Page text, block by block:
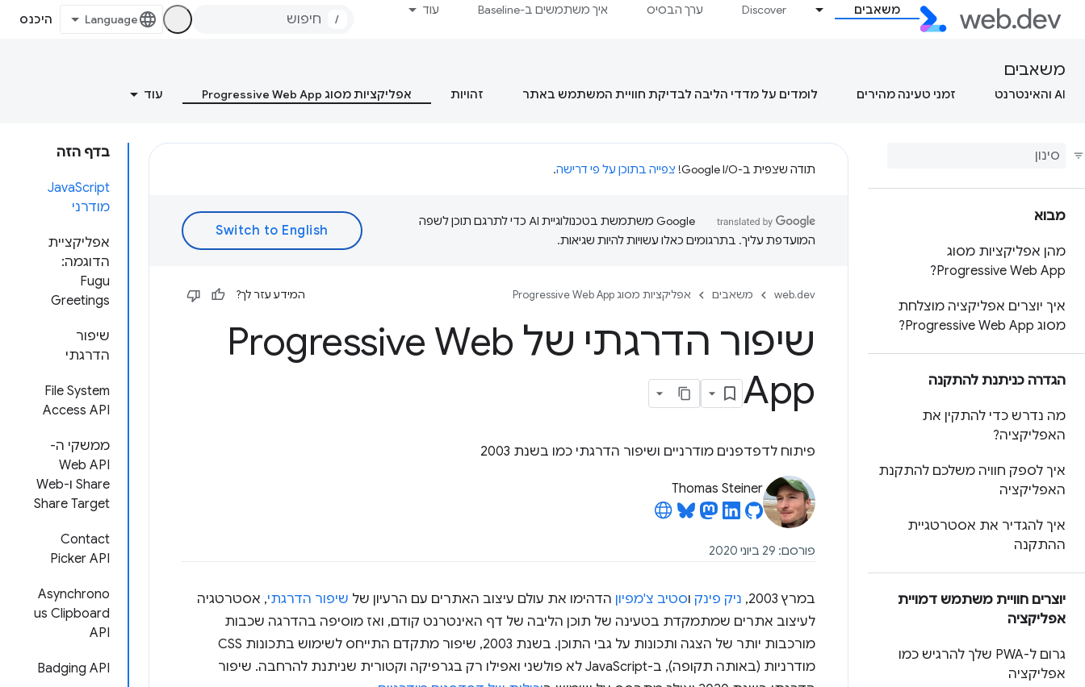
משאבים Discover ערך הבסיס איך משתמשים ב-Baseline עוד
/ היכנס
משאבים
AI והאינטרנט זמני טעינה מהירים לומדים על מדדי הליבה לבדיקת חוויית המשתמש באתר זהויות אפליקציות מסוג Progressive Web App עוד
מבוא
מהן אפליקציות מסוג
Progressive Web App?
איך יוצרים אפליקציה מוצלחת
מסוג Progressive Web App?
הגדרה כניתנת להתקנה
מה נדרש כדי להתקין את
האפליקציה?
איך לספק חוויה משלכם להתקנת
האפליקציה
איך להגדיר את אסטרטגיית
ההתקנה
יוצרים חוויית משתמש דמויית
אפליקציה
גרום ל-PWA שלך להרגיש כמו
אפליקציה
בדף הזה
‫JavaScript
מודרני
אפליקציית
הדוגמה:
Fugu
Greetings
שיפור
הדרגתי
‫File System
Access API
ממשקי ה-
API‏ Web
Share ו-Web
Share Target
‫Contact
Picker API
‫Asynchrono
us Clipboard
API
‫Badging API
תודה שצפית ב-Google I/O! צפייה בתוכן על פי דרישה.
‫Google משתמשת בטכנולוגיית AI כדי לתרגם תוכן לשפה
המועדפת עליך. בתרגומים כאלו עשויות להיות שגיאות.
web.dev משאבים אפליקציות מסוג Progressive Web App המידע עזר לך?
שיפור הדרגתי של Progressive Web
App
פיתוח לדפדפנים מודרניים ושיפור הדרגתי כמו בשנת 2003
Thomas Steiner
פורסם: 29 ביוני 2020
במרץ 2003, ניק פינק וסטיב צ'מפיון הדהימו את עולם עיצוב האתרים עם הרעיון של שיפור הדרגתי, אסטרטגיה
לעיצוב אתרים שמתמקדת בטעינה של תוכן הליבה של דף האינטרנט קודם, ואז מוסיפה בהדרגה שכבות
מורכבות יותר של הצגה ותכונות על גבי התוכן. בשנת 2003, שיפור מתקדם התייחס לשימוש בתכונות CSS
מודרניות (באותה תקופה), ב-JavaScript לא פולשני ואפילו רק בגרפיקה וקטורית שניתנת להרחבה. שיפור